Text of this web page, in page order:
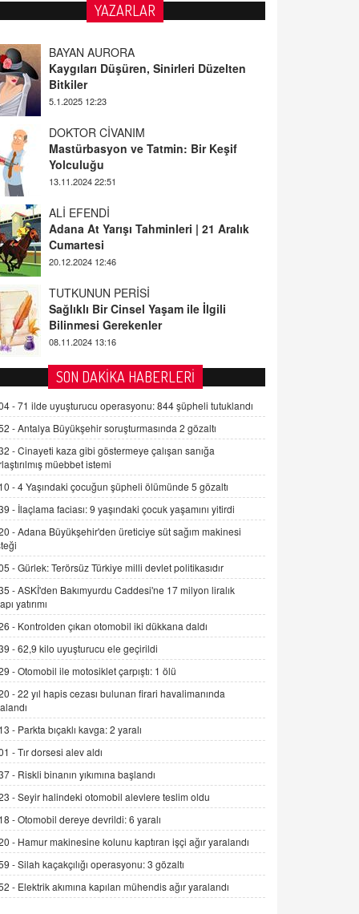
YAZARLAR
BAYAN AURORA
Kaygıları Düşüren, Sinirleri Düzelten
Bitkiler
5.1.2025 12:23
DOKTOR CİVANIM
Mastürbasyon ve Tatmin: Bir Keşif
Yolculuğu
13.11.2024 22:51
ALİ EFENDİ
Adana At Yarışı Tahminleri | 21 Aralık
Cumartesi
20.12.2024 12:46
TUTKUNUN PERİSİ
Sağlıklı Bir Cinsel Yaşam ile İlgili
Bilinmesi Gerekenler
08.11.2024 13:16
FARUK ÖNALAN
Tezkere Onaylanmasaydı…
2 Kasım 2021 Salı 00:11
AV. DOĞAN CAN DOĞAN
Kişisel verilerin korunması ve dijital
hukukun gelişimi
15.09.2025 16:17
SEHER EREK
Alınmalı?
9.12.2025 10:11
İNCİ GÜL AKÖL
Trump Keşke Adana'yı da Ziyaret Etse...
06.07.2026 13:00
ADEM AKÖL
Şamar: Sednaya
11.12.2024 12:30
DR. EKREM ASLAN
Gerçek Ne, Algı Ne? "Beraber
Yürüyoruz" Cümlesinin Peşinden
19.07.2025 12:45
GÖNÜL MENEKŞE
Şifacının Yolu
04.11.2025 12:56
SON DAKİKA HABERLERİ
-71 ilde uyuşturucu operasyonu: 844 şüpheli tutuklandı
-Antalya Büyükşehir soruşturmasında 2 gözaltı
-Cinayeti kaza gibi göstermeye çalışan sanığa
müebbet istemi
-4 Yaşındaki çocuğun şüpheli ölümünde 5 gözaltı
- İlaçlama faciası: 9 yaşındaki çocuk yaşamını yitirdi
-Adana Büyükşehir'den üreticiye süt sağım makinesi
-Gürlek: Terörsüz Türkiye milli devlet politikasıdır
-ASKİ'den Bakımyurdu Caddesi'ne 17 milyon liralık
yatırımı
- Kontrolden çıkan otomobil iki dükkana daldı
-62,9 kilo uyuşturucu ele geçirildi
-Otomobil ile motosiklet çarpıştı: 1 ölü
-22 yıl hapis cezası bulunan firari havalimanında
- Parkta bıçaklı kavga: 2 yaralı
-Tır dorsesi alev aldı
- Riskli binanın yıkımına başlandı
-Seyir halindeki otomobil alevlere teslim oldu
-Otomobil dereye devrildi: 6 yaralı
- Hamur makinesine kolunu kaptıran işçi ağır yaralandı
-Silah kaçakçılığı operasyonu: 3 gözaltı
- Elektrik akımına kapılan mühendis ağır yaralandı